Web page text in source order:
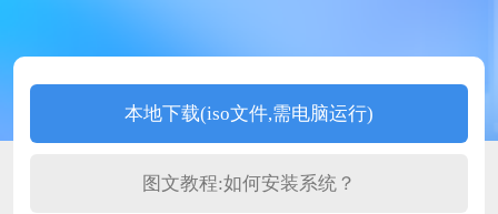
本地下载(iso文件,需电脑运行)
图文教程:如何安装系统？